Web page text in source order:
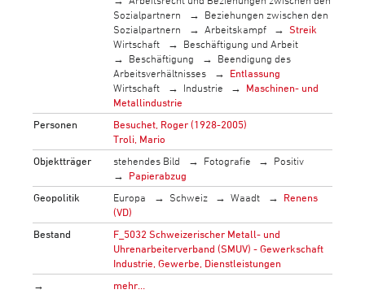
Sozialpartnern
Beziehungen zwischen den
Sozialpartnern
Arbeitskampf
Streik
Wirtschaft
Beschäftigung und Arbeit
Beschäftigung
Beendigung des
Arbeitsverhältnisses
Entlassung
Wirtschaft
Industrie
Maschinen- und
Metallindustrie
Personen
Besuchet, Roger (1928-2005)
Troli, Mario
Objektträger
stehendes Bild Fotografie
Positiv
Papierabzug
Geopolitik
Europa Schweiz Waadt
Renens
(VD)
Bestand
F_5032 Schweizerischer Metall- und
Uhrenarbeiterverband (SMUV) - Gewerkschaft
Industrie, Gewerbe, Dienstleistungen
→
mehr…